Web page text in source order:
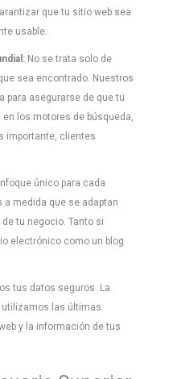
que tu sitio web sea
usable.
No se trata solo de
sea encontrado. Nuestros
para asegurarse de que tu
los motores de búsqueda,
importante, clientes
único para cada
medida que se adaptan
tu negocio. Tanto si
electrónico como un blog
tus datos seguros. La
utilizamos las últimas
y la información de tus